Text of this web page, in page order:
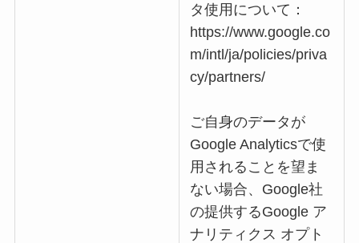
タ使用について：
https://www.google.co
m/intl/ja/policies/priva
cy/partners/
ご自身のデータが
Google Analyticsで使
用されることを望ま
ない場合、Google社
の提供するGoogle ア
ナリティクス オプト